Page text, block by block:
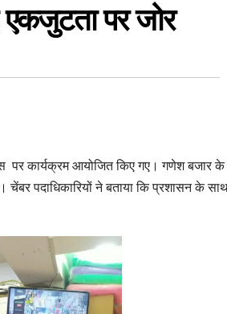
पर जोर
पर कार्यक्रम आयोजित किए गए। गणेश बजार के
चेंबर पदाधिकारियों ने बताया कि प्रशासन के